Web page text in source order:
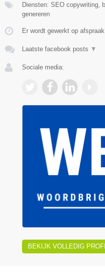
Diensten: SEO copywriting,
genereren
Er wordt gewerkt op afspraak.
Laatste facebook posts ▼
Sociale media:
BEKIJK VOLLEDIG